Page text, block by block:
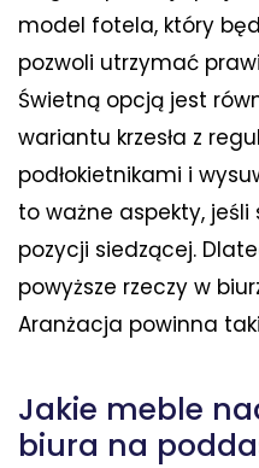
model fotela, który
pozwoli utrzymać
Świetną opcją jest
wariantu krzesła z
podłokietnikami i
to ważne aspekty,
pozycji siedzącej.
powyższe rzeczy w
Aranżacja powinna
Jakie meble
biura na